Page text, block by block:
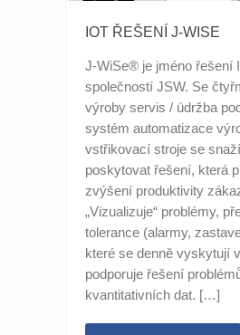
IOT ŘEŠENÍ J-WISE
J-WiSe® je jméno řešení
společností JSW. Se
výroby servis / údržba
systém automatizace
vstřikovací stroje se
poskytovat řešení, která
zvýšení produktivity
„Vizualizuje“ problémy,
tolerance (alarmy,
které se denně vyskytují
podporuje řešení
kvantitativních dat. […]